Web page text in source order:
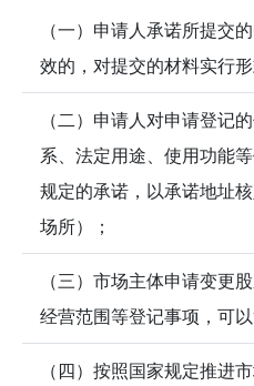
（一）申请人承诺所提交
效的，对提交的材料实行形
（二）申请人对申请登记
系、法定用途、使用功能
规定的承诺，以承诺地址
场所）；
（三）市场主体申请变更
经营范围等登记事项，可
（四）按照国家规定推进